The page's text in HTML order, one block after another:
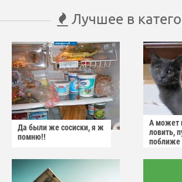
Лучшее в
Да были же сосиски, я ж
помню!!
А может
ловить,
поближе